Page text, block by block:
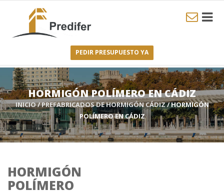
PEDIR PRESUPUESTO YA
HORMIGÓN POLÍMERO EN CÁDIZ
INICIO/PREFABRICADOS DE HORMIGÓN CÁDIZ/ HORMIGÓN
POLÍMERO EN CÁDIZ
HORMIGÓN
POLÍMERO